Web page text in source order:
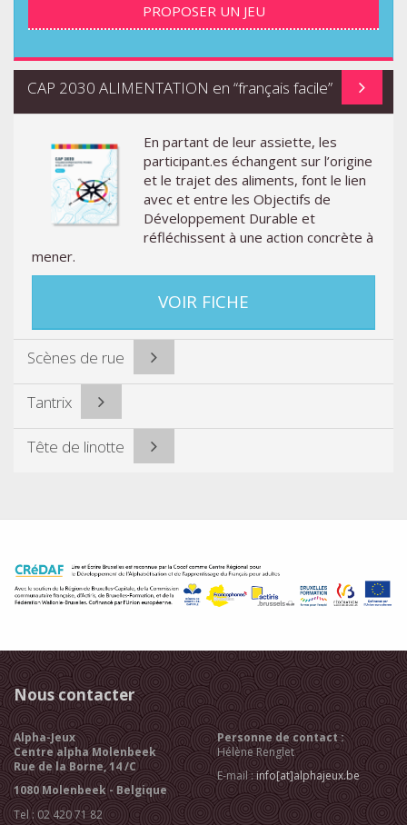
PROPOSER UN JEU
CAP 2030 ALIMENTATION en “français facile”
En partant de leur assiette, les
participant.es échangent sur l’origine
et le trajet des aliments, font le lien
avec et entre les Objectifs de
Développement Durable et
réfléchissent à une action concrète à
mener.
VOIR FICHE
Scènes de rue
Tantrix
Tête de linotte
Nous contacter
Alpha-Jeux
Centre alpha Molenbeek
Rue de la Borne, 14 /C
1080 Molenbeek - Belgique
Tel : 02 420 71 82
Personne de contact :
Hélène Renglet
E-mail : info[at]alphajeux.be